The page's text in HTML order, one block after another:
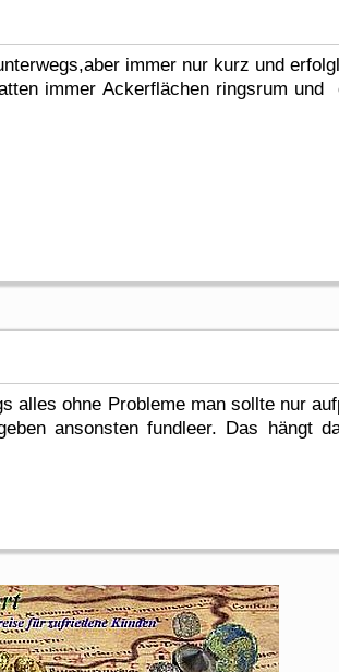
immer nur kurz und
immer Ackerflächen ringsrum
alles ohne Probleme man sollte nur
ansonsten fundleer. Das hängt